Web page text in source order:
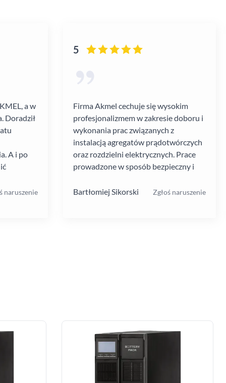
a w
Doradził
A i po
naruszenie
5
Firma Akmel cechuje się wysokim
profesjonalizmem w zakresie doboru i
wykonania prac związanych z
instalacją agregatów prądotwórczych
oraz rozdzielni elektrycznych. Prace
prowadzone w sposób bezpieczny i
Jakość i rodzaj stosowanych
Bartłomiej Sikorski Zgłoś naruszenie